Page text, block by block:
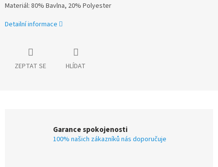
Materiál: 80% Bavlna, 20% Polyester
Detailní informace
ZEPTAT SE HLÍDAT
Garance spokojenosti
100% našich zákazníků nás doporučuje